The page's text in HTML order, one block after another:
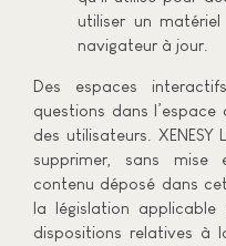
utiliser un
navigateur à jour.
Des espaces
questions dans
des utilisateurs.
supprimer, sans mise
contenu déposé dans
la législation applicable
dispositions relatives à